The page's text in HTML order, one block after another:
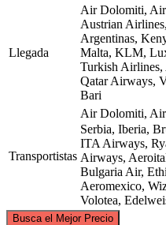
Llegada
Air Dolomiti, Air
Austrian
Argentinas,
Malta, KLM,
Turkish
Qatar Airways,
Bari
Transportistas
Air Dolomiti, Air
Serbia, Iberia,
ITA Airways,
Airways,
Bulgaria Air,
Aeromexico,
Volotea,
Busca el Mejor Precio